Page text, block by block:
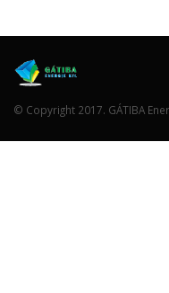
© Copyright 2017. GÁTIBA